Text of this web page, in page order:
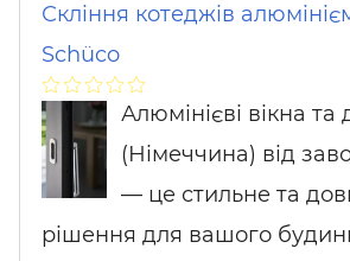
Скління котеджів
Schüco
Алюмінієві вікна та
(Німеччина) від
— це стильне та
рішення для вашого